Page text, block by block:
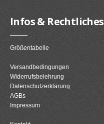
Infos & Rechtliches
Größentabelle
Versandbedingungen
Widerrufsbelehrung
Datenschutzerklärung
AGBs
Impressum